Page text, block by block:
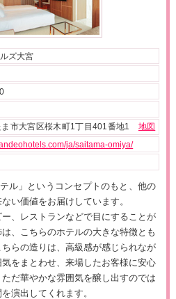
ズ大宮
ま市大宮区桜木町1丁目401番地1 地図
ja/saitama-omiya/
ル」というコンセプトのもと、他の
い価値をお届けしています。
、レストランなどで目にすることが
、こちらのホテルの大きな特徴とも
らの造りは、高級感が感じられなが
をまとわせ、来場したお客様に安心
だ華やかな雰囲気を醸し出すのでは
演出してくれます。